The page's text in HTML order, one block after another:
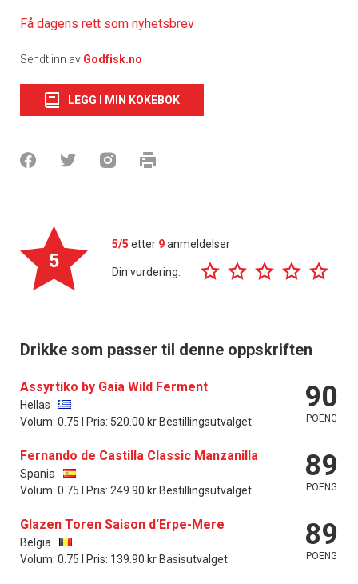
Få dagens rett som nyhetsbrev
Sendt inn av Godfisk.no
LEGG I MIN KOKEBOK
5
5/5 etter 9anmeldelser
Din vurdering:
Drikke som passer til denne oppskriften
Assyrtiko by Gaia Wild Ferment
Hellas
Volum: 0.75 l Pris: 520.00 kr Bestillingsutvalget
90
POENG
Fernando de Castilla Classic Manzanilla
Spania
Volum: 0.75 l Pris: 249.90 kr Bestillingsutvalget
89
POENG
Glazen Toren Saison d'Erpe-Mere
Belgia
Volum: 0.75 l Pris: 139.90 kr Basisutvalget
89
POENG